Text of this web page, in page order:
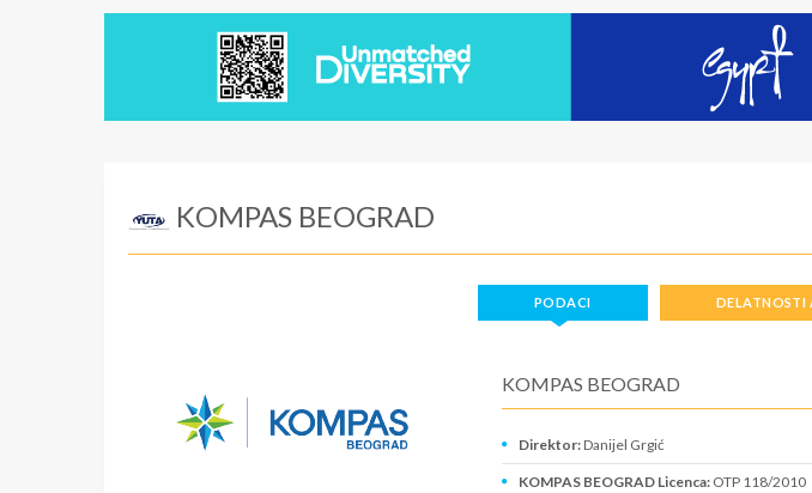
KOMPAS BEOGRAD
PODACI DELATNOSTI
KOMPAS BEOGRAD
Direktor:Danijel Grgić
KOMPAS BEOGRAD Licenca:OTP 118/2010